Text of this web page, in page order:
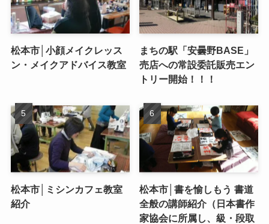
松本市│小顔メイクレッス
ン・メイクアドバイス教室
まちの駅「安曇野BASE」
売店への常設委託販売エン
トリー開始！！！
松本市│ミシンカフェ教室
紹介
松本市│書を愉しもう 書道
全般の講師紹介（日本書作
家協会に所属し、級・段取